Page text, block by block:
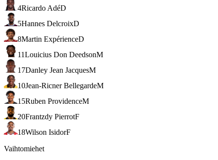
4Ricardo AdéD
5Hannes DelcroixD
8Martin ExpérienceD
11Louicius Don DeedsonM
17Danley Jean JacquesM
10Jean-Ricner BellegardeM
15Ruben ProvidenceM
20Frantzdy PierrotF
18Wilson IsidorF
Vaihtomiehet